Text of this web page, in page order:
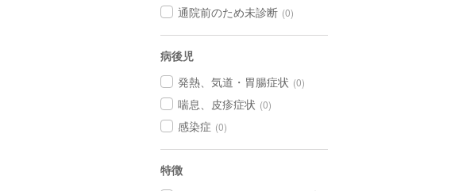
通院前のため未診断 (0)
病後児
発熱、気道・胃腸症状 (0)
喘息、皮疹症状 (0)
感染症 (0)
特徴